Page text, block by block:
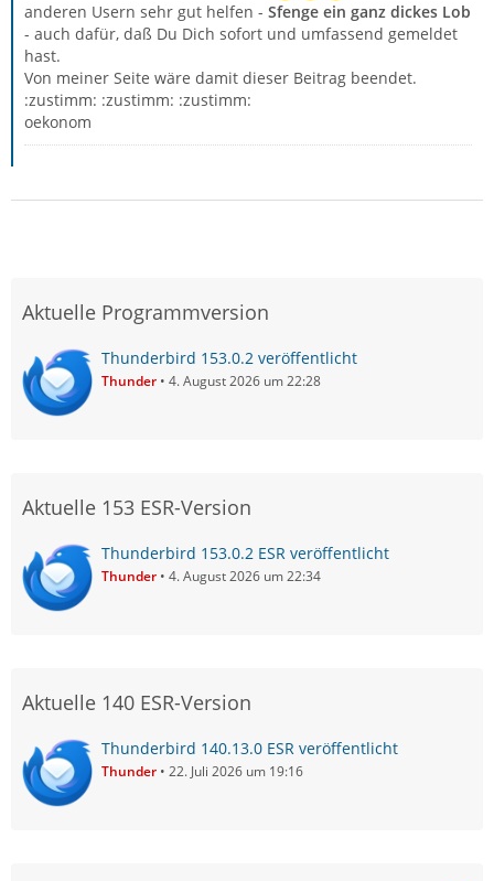
anderen Usern sehr gut helfen - Sfenge ein ganz dickes Lob
- auch dafür, daß Du Dich sofort und umfassend gemeldet
hast.
Von meiner Seite wäre damit dieser Beitrag beendet.
:zustimm: :zustimm: :zustimm:
oekonom
Aktuelle Programmversion
Thunderbird 153.0.2 veröffentlicht
Thunder 4. August 2026 um 22:28
Aktuelle 153 ESR-Version
Thunderbird 153.0.2 ESR veröffentlicht
Thunder 4. August 2026 um 22:34
Aktuelle 140 ESR-Version
Thunderbird 140.13.0 ESR veröffentlicht
Thunder 22. Juli 2026 um 19:16